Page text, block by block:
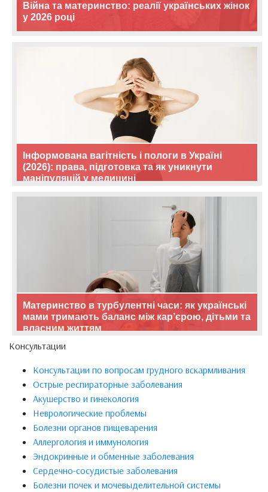
Війна та материнство: реалії українських жінок
у 2026 році
Інформована вагітність і пологи в Україні
(2026): права, підготовка та як уникнути
маніпуляцій у медицині
Материнство в турбулентні часи: як українські
мами тримають баланс між кар’єрою, дітьми та
власним життям
Консультации
Консультации по вопросам грудного вскармливания
Острые респираторные заболевания
Акушерство и гинекология
Неврологические проблемы
Болезни органов пищеварения
Аллергология и иммунология
Эндокринные и обменные заболевания
Сердечно-сосудистые заболевания
Болезни почек и мочевыделительной системы